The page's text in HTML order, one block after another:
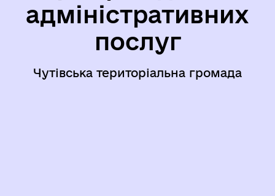
адміністративних
послуг
Чутівська територіальна громада